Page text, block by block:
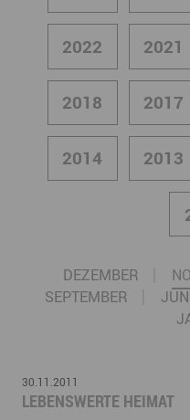
2022 2021
2018 2017
2014 2013
DEZEMBER
SEPTEMBER
30.11.2011
LEBENSWERTE HEIMAT